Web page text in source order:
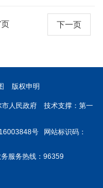
下一页
版权申明
市人民政府 技术支撑：第一
号网站标识码：
服务热线：96359